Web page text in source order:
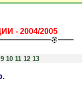
- 2004/2005
9 10 11 12 13